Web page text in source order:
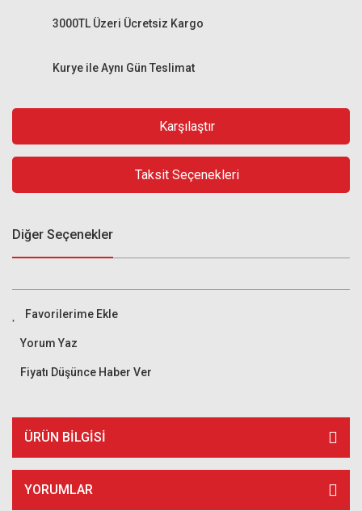
Kurye ile Aynı Gün Teslimat
3000TL Üzeri Ücretsiz Kargo
Karşılaştır
Taksit Seçenekleri
Diğer Seçenekler
Yorum Yaz
Fiyatı Düşünce Haber Ver
ÜRÜN BILGISI
YORUMLAR